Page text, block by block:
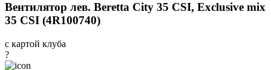
Вентилятор лев. Beretta City 35 CSI, Exclusive mix
35 CSI (4R100740)
с картой клуба
?